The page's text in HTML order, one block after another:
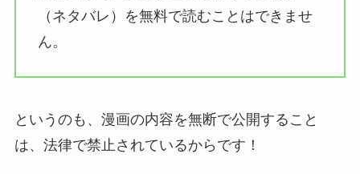
（ネタバレ）を無料で読むことはできませ
ん。
というのも、漫画の内容を無断で公開すること
は、法律で禁止されているからです！